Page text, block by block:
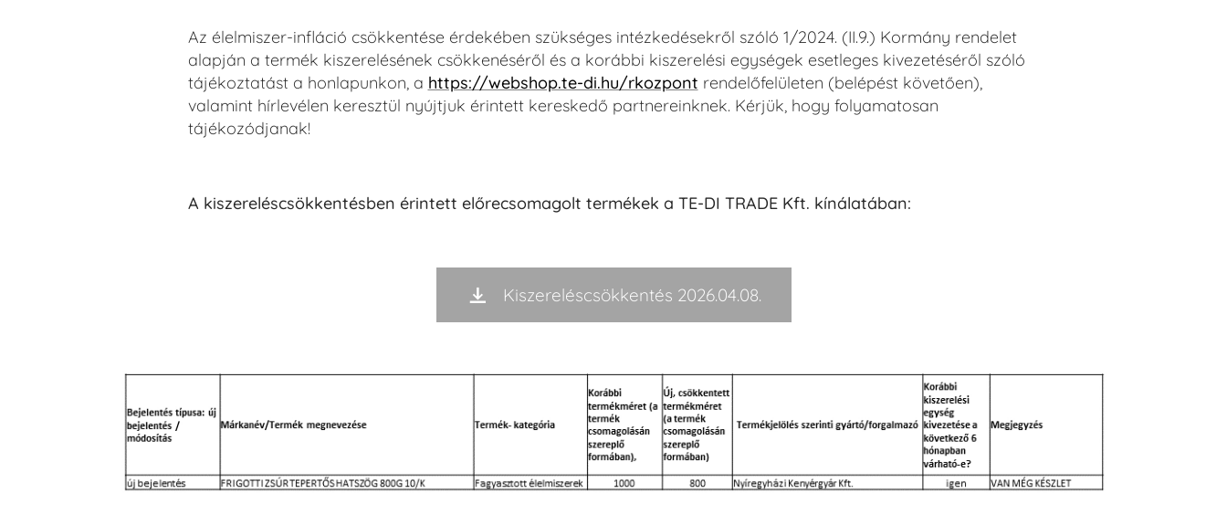
Az élelmiszer-infláció csökkentése érdekében szükséges intézkedésekről szóló 1/2024. (II.9.) Kormány rendelet
alapján a termék kiszerelésének csökkenéséről és a korábbi kiszerelési egységek esetleges kivezetéséről szóló
tájékoztatást a honlapunkon, a https://webshop.te-di.hu/rkozpont rendelőfelületen (belépést követően),
valamint hírlevélen keresztül nyújtjuk érintett kereskedő partnereinknek. Kérjük, hogy folyamatosan
tájékozódjanak!
A kiszereléscsökkentésben érintett előrecsomagolt termékek a TE-DI TRADE Kft. kínálatában:
Kiszereléscsökkentés 2026.04.08.